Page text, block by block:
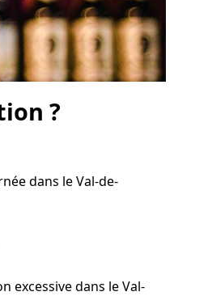
?
dans le Val-de-
excessive dans le Val-